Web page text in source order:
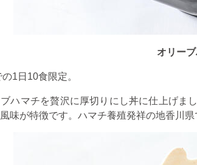
オリー
の1日10食限定。
ハマチを贅沢に厚切りにし丼に仕上げま
味が特徴です。ハマチ養殖発祥の地香川